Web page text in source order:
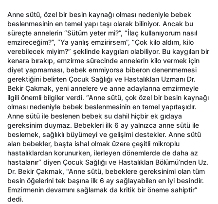
Anne sütü, özel bir besin kaynağı olması nedeniyle bebek
beslenmesinin en temel yapı taşı olarak biliniyor. Ancak bu
süreçte annelerin “Sütüm yeter mi?”, “İlaç kullanıyorum nasıl
emzireceğim?”, “Ya yanlış emzirirsem”, “Çok kilo aldım, kilo
verebilecek miyim?” şeklinde kaygıları olabiliyor. Bu kaygıları bir
kenara bırakıp, emzirme sürecinde annelerin kilo vermek için
diyet yapmaması, bebek emmiyorsa biberon denenmemesi
gerektiğini belirten Çocuk Sağlığı ve Hastalıkları Uzmanı Dr.
Bekir Çakmak, yeni annelere ve anne adaylarına emzirmeyle
ilgili önemli bilgiler verdi. “Anne sütü, çok özel bir besin kaynağı
olması nedeniyle bebek beslenmesinin en temel yapıtaşıdır.
Anne sütü ile beslenen bebek su dahil hiçbir ek gıdaya
gereksinim duymaz. Bebekleri ilk 6 ay yalnızca anne sütü ile
beslemek, sağlıklı büyümeyi ve gelişimi destekler. Anne sütü
alan bebekler, başta ishal olmak üzere çeşitli mikroplu
hastalıklardan korunurken, ilerleyen dönemlerde de daha az
hastalanır” diyen Çocuk Sağlığı ve Hastalıkları Bölümü’nden Uz.
Dr. Bekir Çakmak, "Anne sütü, bebeklere gereksinimi olan tüm
besin öğelerini tek başına ilk 6 ay sağlayabilen en iyi besindir.
Emzirmenin devamını sağlamak da kritik bir öneme sahiptir”
dedi.